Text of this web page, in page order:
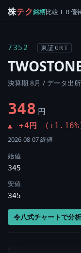
株テク銘柄比較 ＩＲ優
7352 東証GRT
決算期 8月 / データ出
348 円
▲ +4円
2026-08-07 終値
始値
345
安値
345
令八式チャートで分